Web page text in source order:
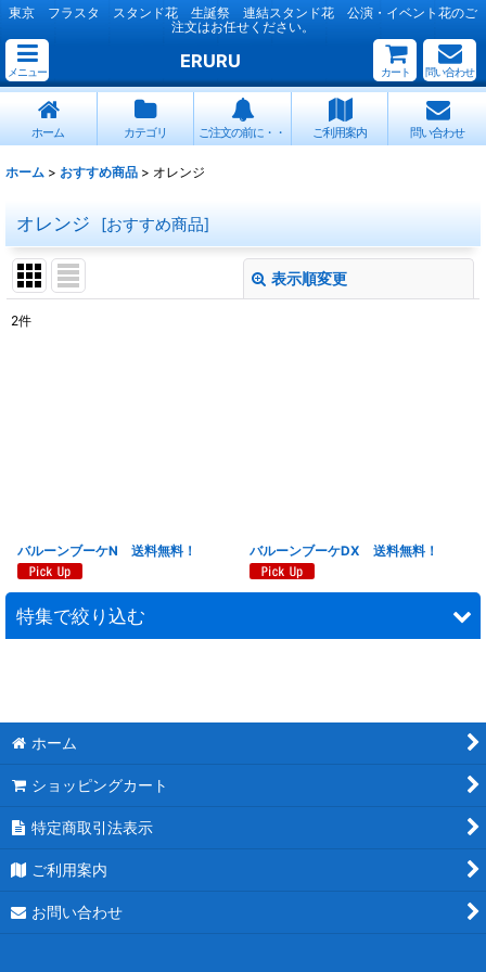
東京 フラスタ スタンド花 生誕祭 連結スタンド花 公演・イベント花のご
注文はお任せください。
メニュー
ERURU
カート 問い合わせ
ホーム カテゴリ ご注文の前に・・ ご利用案内 問い合わせ
ホーム > おすすめ商品 > オレンジ
オレンジ [おすすめ商品]
表示順変更
2件
バルーンブーケN 送料無料！ バルーンブーケDX 送料無料！
特集で絞り込む
モチーフスタンド花
ブルー
ホワイト
ホーム
ショッピングカート
特定商取引法表示
ご利用案内
お問い合わせ